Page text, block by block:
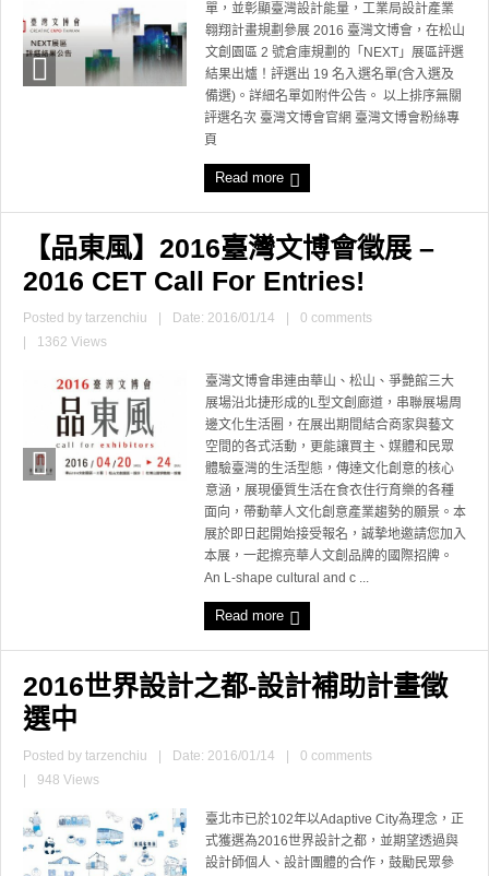
單，並彰顯臺灣設計能量，工業局設計產業
翱翔計畫規劃參展 2016 臺灣文博會，在松山
文創園區 2 號倉庫規劃的「NEXT」展區評選
結果出爐！評選出 19 名入選名單(含入選及
備選)。詳細名單如附件公告。 以上排序無關
評選名次 臺灣文博會官網 臺灣文博會粉絲專
頁
Read more
【品東風】2016臺灣文博會徵展 –
2016 CET Call For Entries!
Posted by tarzenchiu Date: 2016/01/14
0 comments
1362 Views
臺灣文博會串連由華山、松山、爭艷館三大
展場沿北捷形成的L型文創廊道，串聯展場周
邊文化生活圈，在展出期間結合商家與藝文
空間的各式活動，更能讓買主、媒體和民眾
體驗臺灣的生活型態，傳達文化創意的核心
意涵，展現優質生活在食衣住行育樂的各種
面向，帶動華人文化創意產業趨勢的願景。本
展於即日起開始接受報名，誠摯地邀請您加入
本展，一起擦亮華人文創品牌的國際招牌。
An L-shape cultural and c ...
Read more
2016世界設計之都-設計補助計畫徵
選中
Posted by tarzenchiu Date: 2016/01/14
0 comments
948 Views
臺北市已於102年以Adaptive City為理念，正
式獲選為2016世界設計之都，並期望透過與
設計師個人、設計團體的合作，鼓勵民眾參